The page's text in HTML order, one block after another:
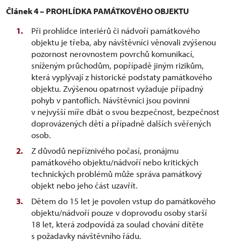
Článek 4 – PROHLÍDKA PAMÁTKOVÉHO OBJEKTU
Při prohlídce interiérů či nádvoří památkového
objektu je třeba, aby návštěvníci věnovali zvýšenou
pozornost nerovnostem povrchů komunikací,
sníženým průchodům, popřípadě jiným rizikům,
která vyplývají z historické podstaty památkového
objektu. Zvýšenou opatrnost vyžaduje případný
pohyb v pantoflích. Návštěvníci jsou povinni
v nejvyšší míře dbát o svou bezpečnost, bezpečnost
doprovázených dětí a případně dalších svěřených
osob.
Z důvodů nepříznivého počasí, pronájmu
památkového objektu/nádvoří nebo kritických
technických problémů může správa památkový
objekt nebo jeho část uzavřít.
Dětem do 15 let je povolen vstup do památkového
objektu/nádvoří pouze v doprovodu osoby starší
18 let, která zodpovídá za soulad chování dítěte
s požadavky návštěvního řádu.